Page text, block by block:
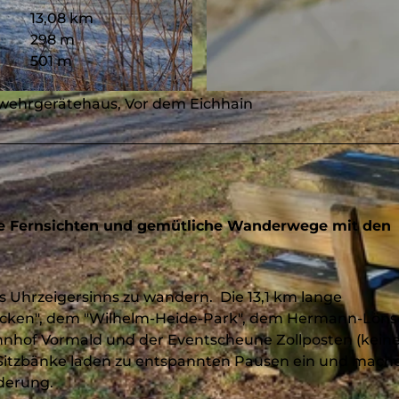
© Susanne Träger, Stadt Hilchenbach |CC-BY-SA
13,08 km
298 m
501 m
Vor dem Eichhain
und gemütliche Wanderwege mit den
zu wandern. Die 13,1 km lange
dem "Wilhelm-Heide-Park", dem Hermann-
Vormald und der Eventscheune Zollposten (keine
laden zu entspannten Pausen ein und